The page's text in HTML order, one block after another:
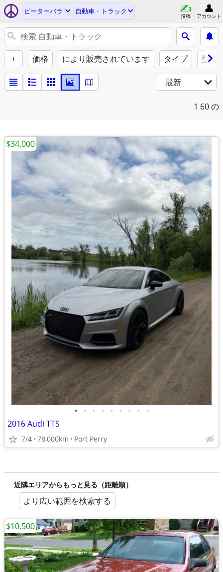
ピーターバラ 自動車・トラック
投稿 アカウント
+ 価格 により販売されています タイプ 型式
最新
1 60 の
• • • • • • • • •
2016 Audi TTS
7/4 78,000km Port Perry
$34,000
近隣エリアからもっと見る（距離順）
より広い範囲を検索する
$10,500